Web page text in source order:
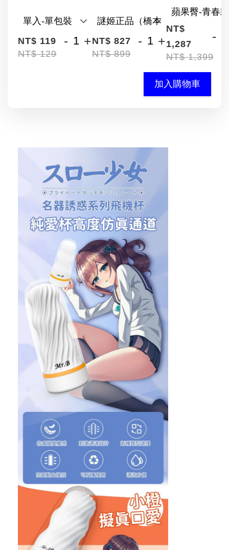
NT$ 119
NT$ 129
- +NT$ 827
NT$ 899
- +
NT$
1,287
NT$ 1,399
-
加入購物車